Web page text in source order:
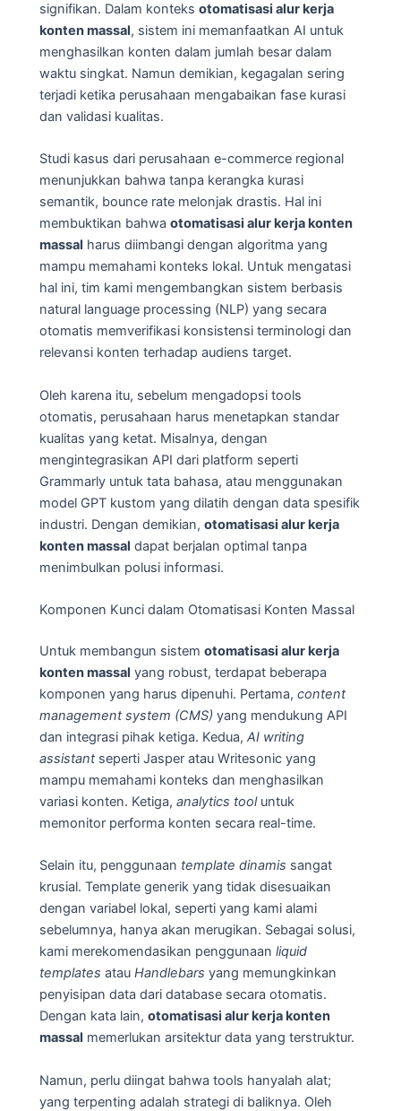
signifikan. Dalam konteks otomatisasi alur kerja
konten massal, sistem ini memanfaatkan AI untuk
menghasilkan konten dalam jumlah besar dalam
waktu singkat. Namun demikian, kegagalan sering
terjadi ketika perusahaan mengabaikan fase kurasi
dan validasi kualitas.
Studi kasus dari perusahaan e-commerce regional
menunjukkan bahwa tanpa kerangka kurasi
semantik, bounce rate melonjak drastis. Hal ini
membuktikan bahwa otomatisasi alur kerja konten
massal harus diimbangi dengan algoritma yang
mampu memahami konteks lokal. Untuk mengatasi
hal ini, tim kami mengembangkan sistem berbasis
natural language processing (NLP) yang secara
otomatis memverifikasi konsistensi terminologi dan
relevansi konten terhadap audiens target.
Oleh karena itu, sebelum mengadopsi tools
otomatis, perusahaan harus menetapkan standar
kualitas yang ketat. Misalnya, dengan
mengintegrasikan API dari platform seperti
Grammarly untuk tata bahasa, atau menggunakan
model GPT kustom yang dilatih dengan data spesifik
industri. Dengan demikian, otomatisasi alur kerja
konten massal dapat berjalan optimal tanpa
menimbulkan polusi informasi.
Komponen Kunci dalam Otomatisasi Konten Massal
Untuk membangun sistem otomatisasi alur kerja
konten massal yang robust, terdapat beberapa
komponen yang harus dipenuhi. Pertama, content
management system (CMS) yang mendukung API
dan integrasi pihak ketiga. Kedua, AI writing
assistantseperti Jasper atau Writesonic yang
mampu memahami konteks dan menghasilkan
variasi konten. Ketiga, analytics tooluntuk
memonitor performa konten secara real-time.
Selain itu, penggunaan template dinamis sangat
krusial. Template generik yang tidak disesuaikan
dengan variabel lokal, seperti yang kami alami
sebelumnya, hanya akan merugikan. Sebagai solusi,
kami merekomendasikan penggunaan liquid
templates atau Handlebars yang memungkinkan
penyisipan data dari database secara otomatis.
Dengan kata lain, otomatisasi alur kerja konten
massal memerlukan arsitektur data yang terstruktur.
Namun, perlu diingat bahwa tools hanyalah alat;
yang terpenting adalah strategi di baliknya. Oleh